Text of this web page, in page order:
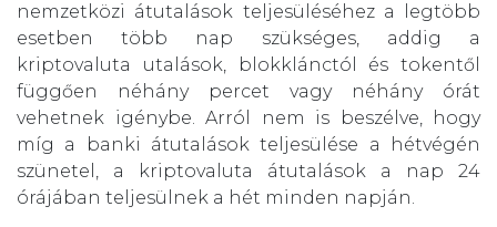
nemzetközi átutalások teljesüléséhez a legtöbb
esetben több nap szükséges, addig a
kriptovaluta utalások, blokklánctól és tokentől
függően néhány percet vagy néhány órát
vehetnek igénybe. Arról nem is beszélve, hogy
míg a banki átutalások teljesülése a hétvégén
szünetel, a kriptovaluta átutalások a nap 24
órájában teljesülnek a hét minden napján.